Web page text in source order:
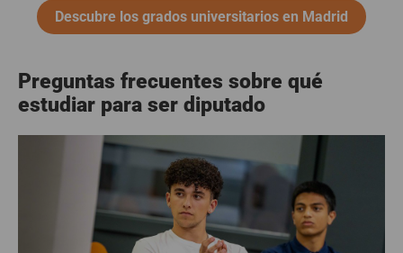
Descubre los grados universitarios en Madrid
Preguntas frecuentes sobre qué
estudiar para ser diputado